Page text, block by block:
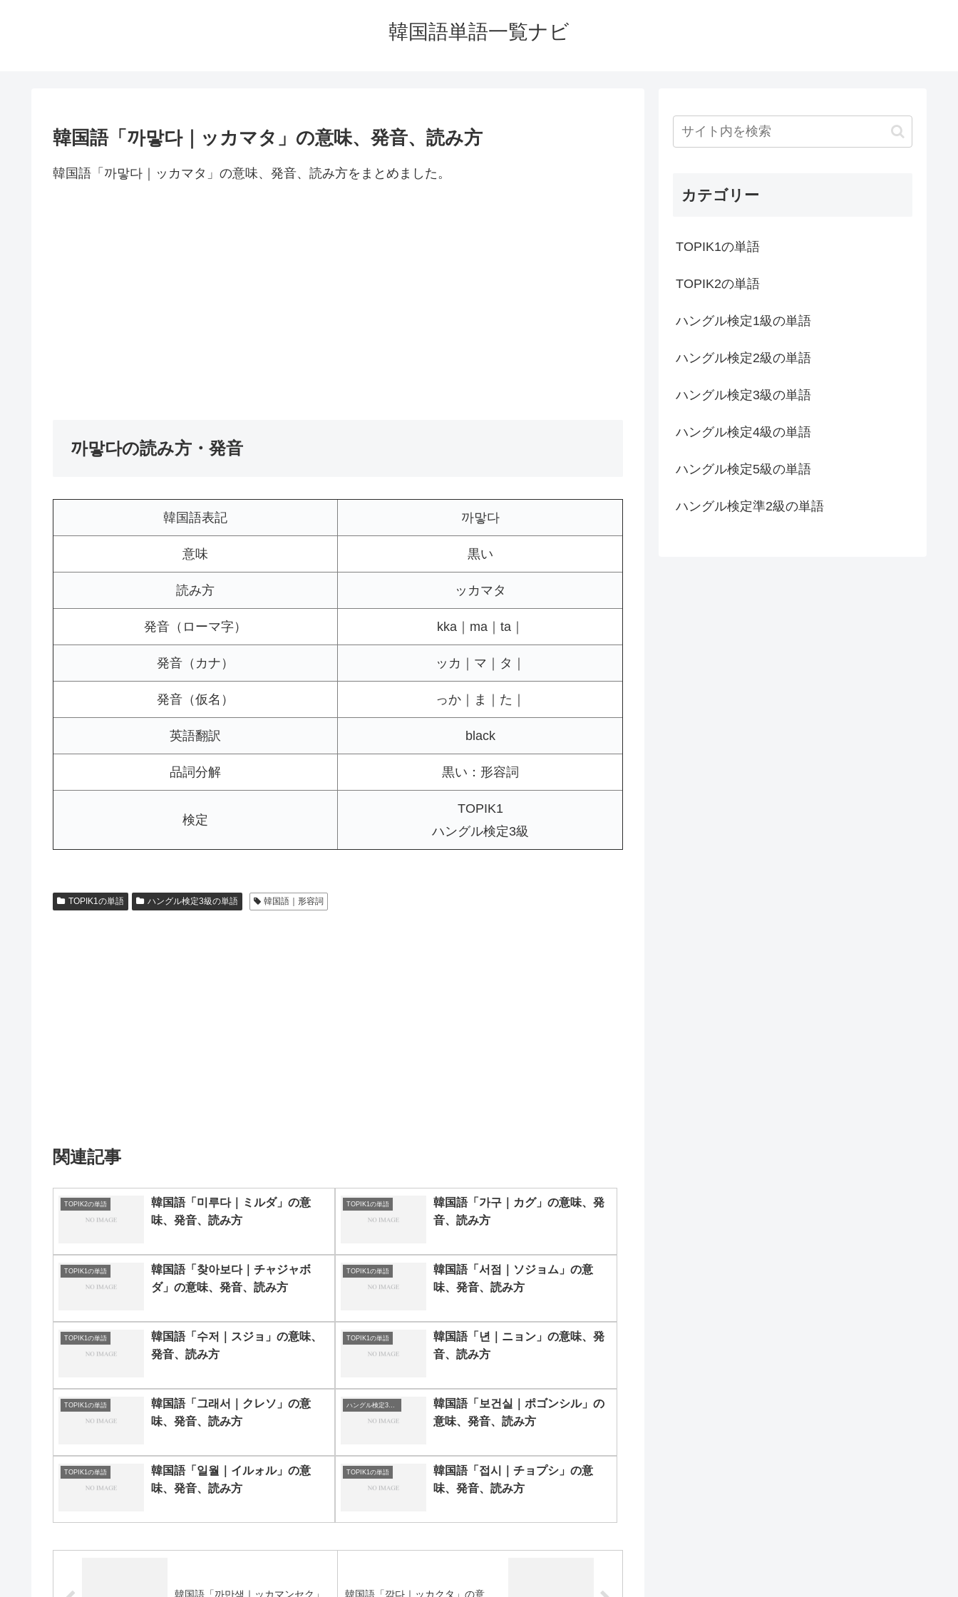
韓国語単語一覧ナビ
韓国語「까맣다｜ッカマタ」の意味、発音、読み方
韓国語「까맣다｜ッカマタ」の意味、発音、読み方をまとめました。
까맣다の読み方・発音
韓国語表記 까맣다
意味 黒い
読み方 ッカマタ
発音（ローマ字） kka｜ma｜ta｜
発音（カナ） ッカ｜マ｜タ｜
発音（仮名） っか｜ま｜た｜
英語翻訳 black
品詞分解 黒い：形容詞
検定
TOPIK1
ハングル検定3級
TOPIK1の単語 ハングル検定3級の単語 韓国語｜形容詞
関連記事
TOPIK2の単語
韓国語「미루다｜ミルダ」の意
味、発音、読み方
TOPIK1の単語
韓国語「가구｜カグ」の意味、発
音、読み方
TOPIK1の単語
韓国語「찾아보다｜チャジャボ
ダ」の意味、発音、読み方
TOPIK1の単語
韓国語「서점｜ソジョム」の意
味、発音、読み方
TOPIK1の単語
韓国語「수저｜スジョ」の意味、
発音、読み方
TOPIK1の単語
韓国語「년｜ニョン」の意味、発
音、読み方
TOPIK1の単語
韓国語「그래서｜クレソ」の意
味、発音、読み方
韓国語「보건실｜ポゴンシル」の
意味、発音、読み方
TOPIK1の単語
韓国語「일월｜イルォル」の意
味、発音、読み方
TOPIK1の単語
韓国語「접시｜チョプシ」の意
味、発音、読み方
韓国語「까만색｜ッカマンセク」 韓国語「깎다｜ッカクタ」の意
カテゴリー
TOPIK1の単語
TOPIK2の単語
ハングル検定1級の単語
ハングル検定2級の単語
ハングル検定3級の単語
ハングル検定4級の単語
ハングル検定5級の単語
ハングル検定準2級の単語